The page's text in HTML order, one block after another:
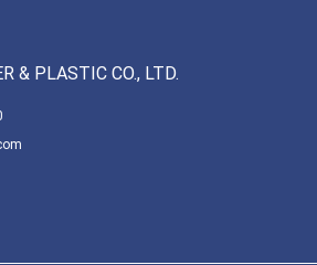
& PLASTIC CO., LTD.